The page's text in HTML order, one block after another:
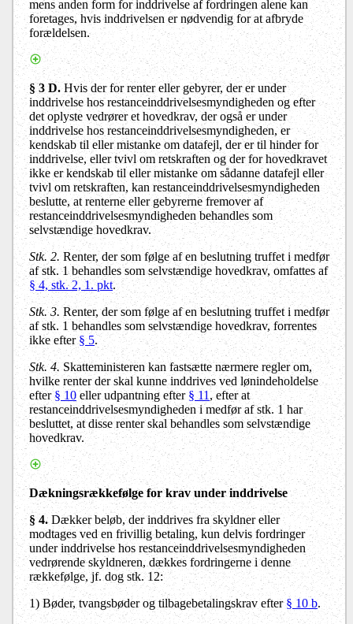
mens anden form for inddrivelse af fordringen alene kan
foretages, hvis inddrivelsen er nødvendig for at afbryde
forældelsen.
§ 3 D. Hvis der for renter eller gebyrer, der er under
inddrivelse hos restanceinddrivelsesmyndigheden og efter
det oplyste vedrører et hovedkrav, der også er under
inddrivelse hos restanceinddrivelsesmyndigheden, er
kendskab til eller mistanke om datafejl, der er til hinder for
inddrivelse, eller tvivl om retskraften og der for hovedkravet
ikke er kendskab til eller mistanke om sådanne datafejl eller
tvivl om retskraften, kan restanceinddrivelsesmyndigheden
beslutte, at renterne eller gebyrerne fremover af
restanceinddrivelsesmyndigheden behandles som
selvstændige hovedkrav.
Stk. 2. Renter, der som følge af en beslutning truffet i medfør
af stk. 1 behandles som selvstændige hovedkrav, omfattes af
§ 4, stk. 2, 1. pkt.
Stk. 3. Renter, der som følge af en beslutning truffet i medfør
af stk. 1 behandles som selvstændige hovedkrav, forrentes
ikke efter§ 5.
Stk. 4. Skatteministeren kan fastsætte nærmere regler om,
hvilke renter der skal kunne inddrives ved lønindeholdelse
efter§ 10eller udpantning efter § 11 , efter at
restanceinddrivelsesmyndigheden i medfør af stk. 1 har
besluttet, at disse renter skal behandles som selvstændige
hovedkrav.
Dækningsrækkefølge for krav under inddrivelse
§ 4.Dækker beløb, der inddrives fra skyldner eller
modtages ved en frivillig betaling, kun delvis fordringer
under inddrivelse hos restanceinddrivelsesmyndigheden
vedrørende skyldneren, dækkes fordringerne i denne
rækkefølge, jf. dog stk. 12:
1) Bøder, tvangsbøder og tilbagebetalingskrav efter§ 10 b.